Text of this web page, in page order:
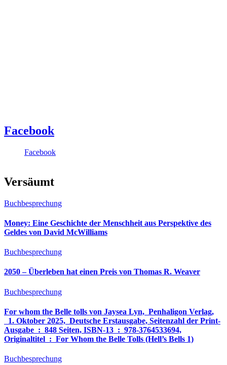
Facebook
Facebook
Versäumt
Buchbesprechung
Money: Eine Geschichte der Menschheit aus Perspektive des
Geldes von David McWilliams
Buchbesprechung
2050 – Überleben hat einen Preis von Thomas R. Weaver
Buchbesprechung
For whom the Belle tolls von Jaysea Lyn, ‎ Penhaligon Verlag,
‎ 1. Oktober 2025, ‎ Deutsche Erstausgabe, Seitenzahl der Print-
Ausgabe ‏ : ‎ 848 Seiten, ISBN-13 ‏ : ‎ 978-3764533694,
Originaltitel ‏ : ‎ For Whom the Belle Tolls (Hell’s Bells 1)
Buchbesprechung